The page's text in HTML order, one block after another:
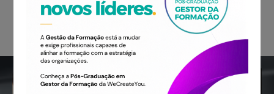
Excelência
relacionamento
organizacional